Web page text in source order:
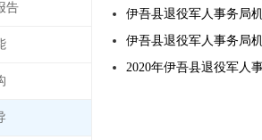
告
伊吾县退役军人事务局
伊吾县退役军人事务局
2020年伊吾县退役军人